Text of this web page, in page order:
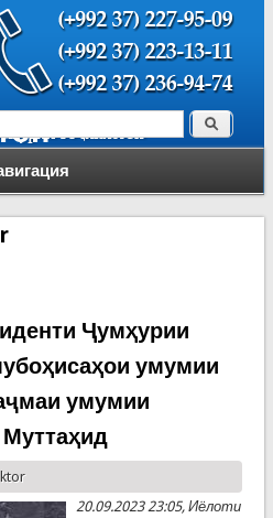
поиска Поиск
Ҷумҳурии
умумии
умумии
20.09.2023 23:05, Иёлоти